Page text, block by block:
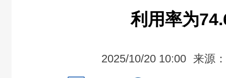
利用率为
2025/10/20 10:00 来源